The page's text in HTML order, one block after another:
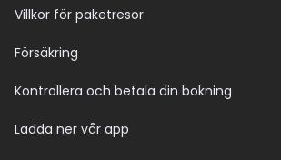
Villkor för paketresor
Försäkring
Kontrollera och betala din bokning
Ladda ner vår app